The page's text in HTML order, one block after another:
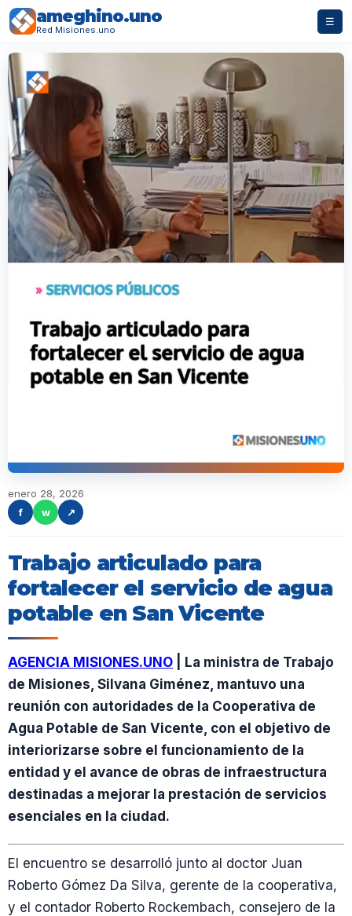
ameghino.uno
Red Misiones.uno
☰
enero 28, 2026
f
w ↗
Trabajo articulado para
fortalecer el servicio de agua
potable en San Vicente
AGENCIA MISIONES.UNO | La ministra de Trabajo
de Misiones, Silvana Giménez, mantuvo una
reunión con autoridades de la Cooperativa de
Agua Potable de San Vicente, con el objetivo de
interiorizarse sobre el funcionamiento de la
entidad y el avance de obras de infraestructura
destinadas a mejorar la prestación de servicios
esenciales en la ciudad.
El encuentro se desarrolló junto al doctor Juan
Roberto Gómez Da Silva, gerente de la cooperativa,
y el contador Roberto Rockembach, consejero de la